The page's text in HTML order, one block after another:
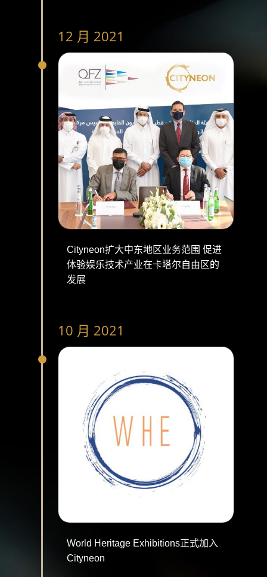
12 月 2021
Cityneon扩大中东地区业务范围 促进
体验娱乐技术产业在卡塔尔自由区的
发展
10 月 2021
World Heritage Exhibitions正式加入
Cityneon